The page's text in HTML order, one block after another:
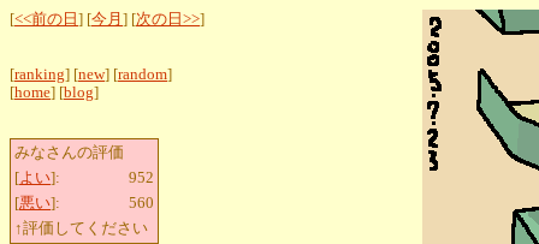
[<<前の日 ] [今月 ] [次の日>>]
[ranking] [new] [random]
[home] [blog]
みなさんの評価
[よい]:
952
[悪い]:
560
↑評価してください